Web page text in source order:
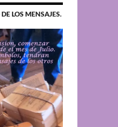
LOS MENSAJES.